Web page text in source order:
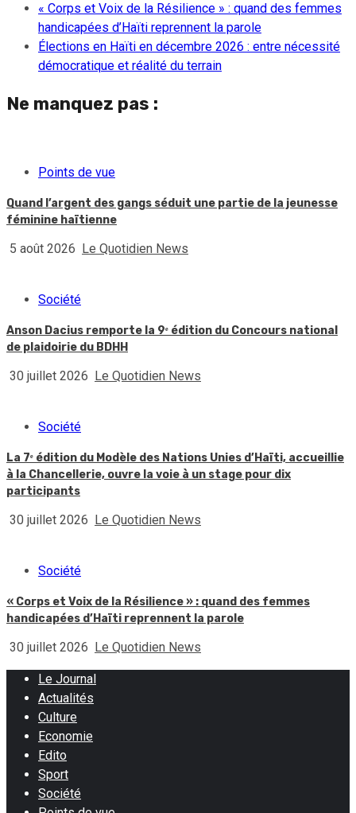
« Corps et Voix de la Résilience » : quand des femmes
handicapées d’Haïti reprennent la parole
Élections en Haïti en décembre 2026 : entre nécessité
démocratique et réalité du terrain
Ne manquez pas :
Points de vue
Quand l’argent des gangs séduit une partie de la jeunesse
féminine haïtienne
5 août 2026 Le Quotidien News
Société
Anson Dacius remporte la 9ᵉ édition du Concours national
de plaidoirie du BDHH
30 juillet 2026 Le Quotidien News
Société
La 7ᵉ édition du Modèle des Nations Unies d’Haïti, accueillie
à la Chancellerie, ouvre la voie à un stage pour dix
participants
30 juillet 2026 Le Quotidien News
Société
« Corps et Voix de la Résilience » : quand des femmes
handicapées d’Haïti reprennent la parole
30 juillet 2026 Le Quotidien News
Le Journal
Actualités
Culture
Economie
Edito
Sport
Société